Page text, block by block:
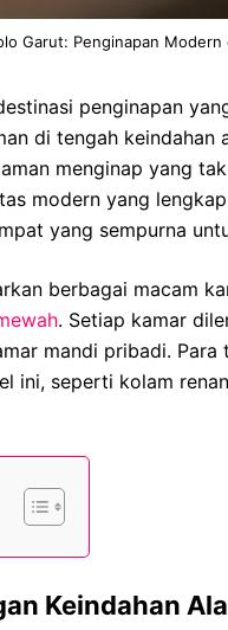
Garut: Penginapan Modern
penginapan
di tengah keindahan
menginap yang
modern yang
yang sempurna
berbagai macam
. Setiap kamar
mandi pribadi.
ini, seperti kolam
Keindahan